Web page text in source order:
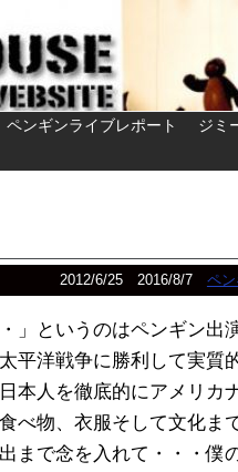
ペンギンライブレポート ジミ
2012/6/25 2016/8/7 ペ
というのはペンギン出
洋戦争に勝利して実質
本人を徹底的にアメリカ
物、衣服そして文化ま
まで念を入れて・・・僕